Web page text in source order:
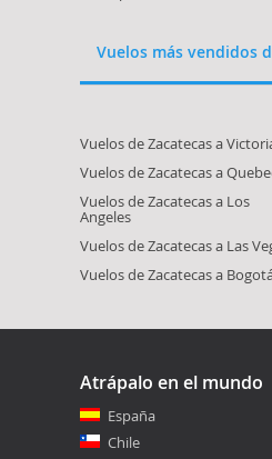
Vuelos más vendidos
Vuelos de Zacatecas a
Vuelos de Zacatecas a
Vuelos de Zacatecas a Los
Angeles
Vuelos de Zacatecas a Las
Vuelos de Zacatecas a
Atrápalo en el mundo
España
Chile